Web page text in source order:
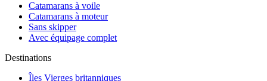
Catamarans à voile
Catamarans à moteur
Sans skipper
Avec équipage complet
Destinations
Îles Vierges britanniques